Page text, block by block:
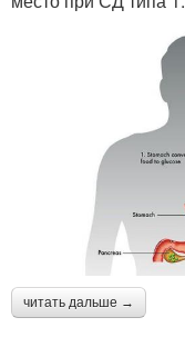
читать дальше →